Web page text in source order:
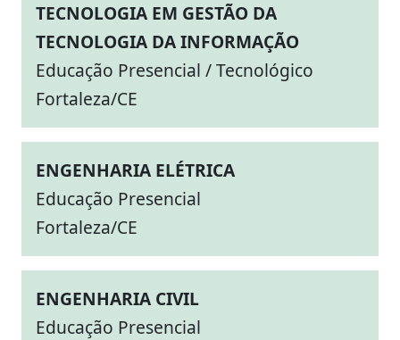
TECNOLOGIA EM GESTÃO DA
TECNOLOGIA DA INFORMAÇÃO
Educação Presencial / Tecnológico
Fortaleza/CE
ENGENHARIA ELÉTRICA
Educação Presencial
Fortaleza/CE
ENGENHARIA CIVIL
Educação Presencial